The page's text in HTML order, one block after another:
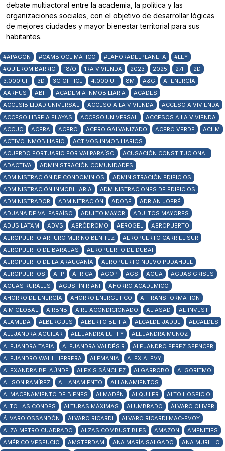
debate multiactoral entre la academia, la política y las
organizaciones sociales, con el objetivo de desarrollar lógicas
de mejores ciudades y mayor bienestar territorial para sus
habitantes.
#APAGÓN #CAMBIOCLIMÁTICO #LAHORADELPLANETA
#LEY
#QUIEROMIBARRIO
18/O 1RA VIVIENDA 2023 2025 27F
2D
3.000 UF
3D 3G OFFICE 4.000 UF 8M A&G
A+ENERGÍA
AARHUS
ABIF ACADEMIA INMOBILIARIA
ACADES
ACCESIBILIDAD UNIVERSAL
ACCESO A LA VIVIENDA
ACCESO A VIVIENDA
ACCESO LIBRE A PLAYAS
ACCESO UNIVERSAL
ACCESOS A LA VIVIENDA
ACCUC
ACERA ACERO ACERO GALVANIZADO ACERO VERDE
ACHM
ACTIVO INMOBILIARIO
ACTIVOS INMOBILIARIOS
ACUERDO PORTUARIO POR VALPARAÍSO
ACUSACIÓN CONSTITUCIONAL
ADACTIVA
ADMINISTRACIÓN COMUNIDADES
ADMINISTRACIÓN DE CONDOMINIOS
ADMINISTRACIÓN EDIFICIOS
ADMINISTRACIÓN INMOBILIARIA
ADMINISTRACIONES DE EDIFICIOS
ADMINISTRADOR
ADMINITRACIÓN ADOBE
ADRIÁN JOFRÉ
ADUANA DE VALPARAÍSO
ADULTO MAYOR
ADULTOS MAYORES
ADUS LATAM
ADVS AERÓDROMO AEROGEL
AEROPUERTO
AEROPUERTO ARTURO MERINO BENÍTEZ
AEROPUERTO CARRIEL SUR
AEROPUERTO DE BARAJAS
AEROPUERTO DE DUBAI
AEROPUERTO DE LA ARAUCANÍA
AEROPUERTO NUEVO PUDAHUEL
AEROPUERTOS
AFP ÁFRICA AGOP AGS AGUA
AGUAS GRISES
AGUAS RURALES
AGUSTÍN RIANI
AHORRO ACADÉMICO
AHORRO DE ENERGÍA
AHORRO ENERGÉTICO
AI TRANSFORMATION
AIM GLOBAL
AIRBNB AIRE ACONDICIONADO AL ASAD
AL-INVEST
ALAMEDA
ALBERGUES ALBERTO BEITIA ALCALDE JADUE
ALCALDES
ALEJANDRA AGUILAR
ALEJANDRA LUTFY
ALEJANDRA MUÑOZ
ALEJANDRA TAPIA
ALEJANDRA VALDÉS R
ALEJANDRO PEREZ SPENCER
ALEJANDRO WAHL HERRERA
ALEMANIA
ALEX ALEVY
ALEXANDRA BELAÚNDE
ALEXIS SÁNCHEZ ALGARROBO
ALGORITMO
ALISON RAMÍREZ
ALLANAMIENTO
ALLANAMIENTOS
ALMACENAMIENTO DE BIENES
ALMADÉN ALQUILER
ALTO HOSPICIO
ALTO LAS CONDES
ALTURAS MÁXIMAS ALUMBRADO
ÁLVARO OLIVER
ÁLVARO OSSANDÓN
ÁLVARO RICARDI
ALVARO RICARDI MAC-EVOY
ALZA METRO CUADRADO
ALZAS COMBUSTIBLES AMAZON
AMENITIES
AMÉRICO VESPUCIO
AMSTERDAM ANA MARÍA SALGADO ANA MURILLO